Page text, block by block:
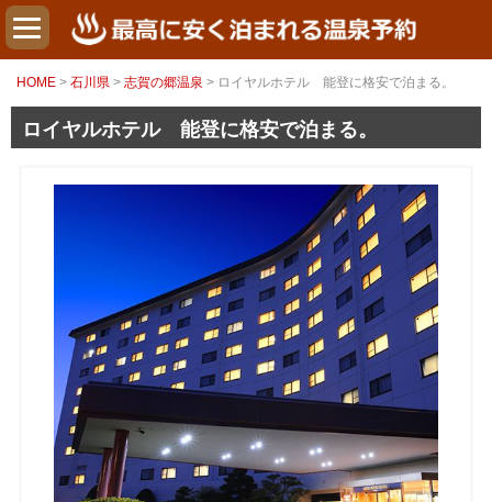
HOME > 石川県 > 志賀の郷温泉 > ロイヤルホテル 能登に格安で泊まる。
ロイヤルホテル 能登に格安で泊まる。